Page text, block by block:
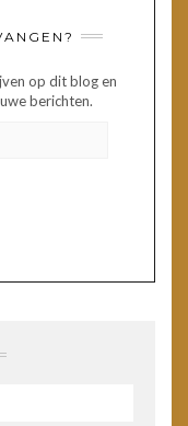
op dit blog en
berichten.